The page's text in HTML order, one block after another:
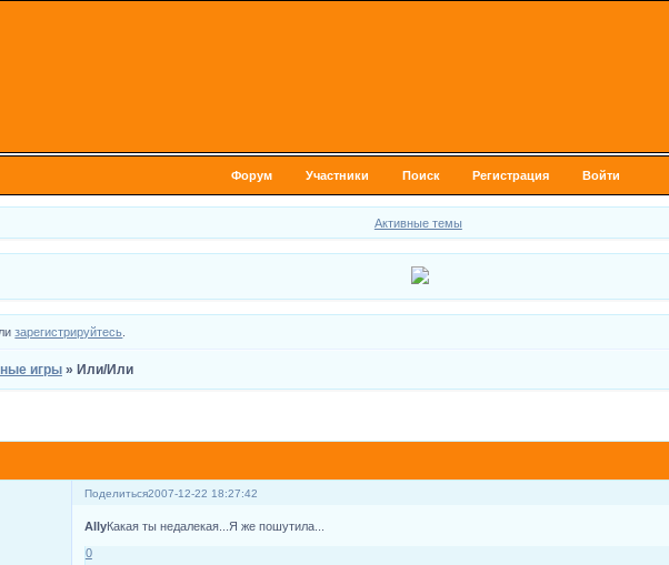
Форум Участники Поиск Регистрация Войти
Активные темы
зарегистрируйтесь
игры » Или/Или
Поделиться2007-12-22 18:27:42
AllyКакая ты недалекая...Я же пошутила...
0